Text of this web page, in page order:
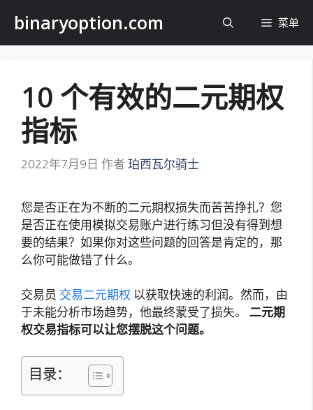
内
binaryoption.com 菜单
10 个有效的二元期权
指标
2022年7月9日 作者 珀西瓦尔骑士
您是否正在为不断的二元期权损失而苦苦挣扎？您
是否正在使用模拟交易账户进行练习但没有得到想
要的结果？如果你对这些问题的回答是肯定的，那
么你可能做错了什么。
交易员 交易二元期权 以获取快速的利润。然而，由
于未能分析市场趋势，他最终蒙受了损失。 二元期
权交易指标可以让您摆脱这个问题。
目录：